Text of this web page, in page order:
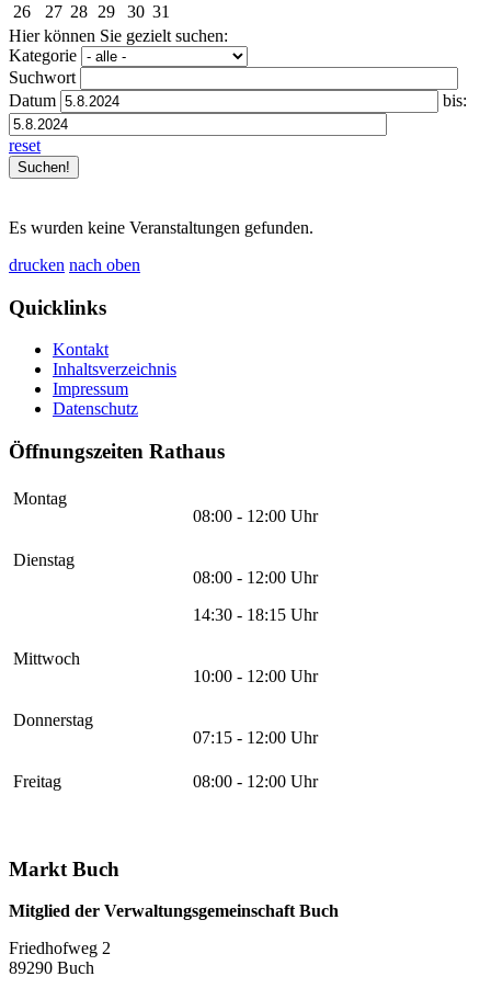
26
27 28 29 30 31
Hier können Sie gezielt suchen:
Kategorie
Suchwort
Datum
bis:
reset
Es wurden keine Veranstaltungen gefunden.
drucken nach oben
Quicklinks
Kontakt
Inhaltsverzeichnis
Impressum
Datenschutz
Öffnungszeiten Rathaus
Montag
08:00 - 12:00 Uhr
Dienstag
08:00 - 12:00 Uhr
14:30 - 18:15 Uhr
Mittwoch
10:00 - 12:00 Uhr
Donnerstag
07:15 - 12:00 Uhr
Freitag 08:00 - 12:00 Uhr
Markt Buch
Mitglied der Verwaltungsgemeinschaft Buch
Friedhofweg 2
89290 Buch